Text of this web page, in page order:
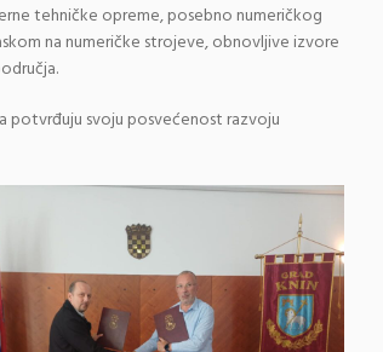
tehničke opreme, posebno numeričkog
na numeričke strojeve, obnovljive izvore
potvrđuju svoju posvećenost razvoju